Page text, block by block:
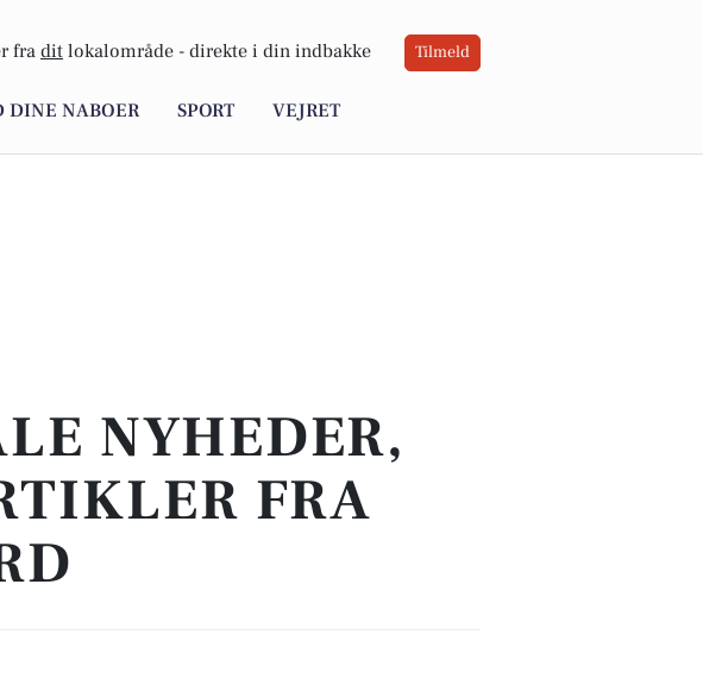
fra dit lokalområde - direkte i din indbakke Tilmeld
DINE NABOER SPORT VEJRET
NYHEDER,
FRA